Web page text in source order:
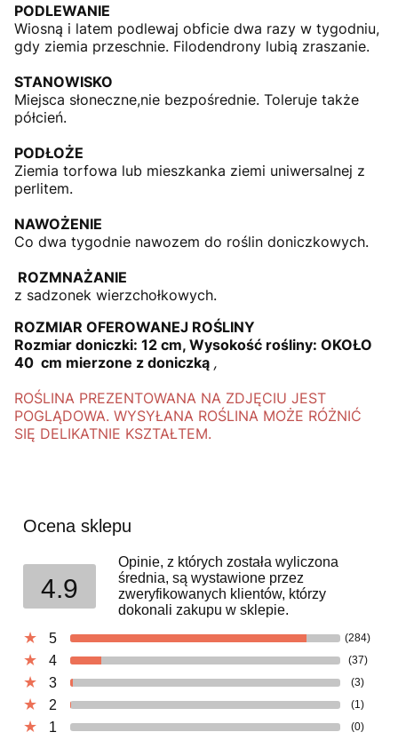
PODLEWANIE
Wiosną i latem podlewaj obficie dwa razy w tygodniu,
gdy ziemia przeschnie. Filodendrony lubią zraszanie.
STANOWISKO
Miejsca słoneczne,nie bezpośrednie. Toleruje także
półcień.
PODŁOŻE
Ziemia torfowa lub mieszkanka ziemi uniwersalnej z
perlitem.
NAWOŻENIE
Co dwa tygodnie nawozem do roślin doniczkowych.
ROZMNAŻANIE
z sadzonek wierzchołkowych.
ROZMIAR OFEROWANEJ ROŚLINY
Rozmiar doniczki: 12 cm, Wysokość rośliny: OKOŁO
40 cm mierzone z doniczką ,
ROŚLINA PREZENTOWANA NA ZDJĘCIU JEST
POGLĄDOWA. WYSYŁANA ROŚLINA MOŻE RÓŻNIĆ
SIĘ DELIKATNIE KSZTAŁTEM.
Ocena sklepu
4.9
Opinie, z których została wyliczona
średnia, są wystawione przez
zweryfikowanych klientów, którzy
dokonali zakupu w sklepie.
5
(284)
4 (37)
3 (3)
2 (1)
1 (0)